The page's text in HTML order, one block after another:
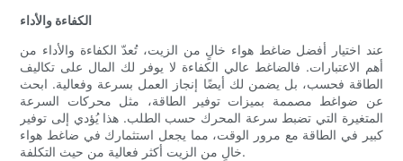
الكفاءة والأداء
عند اختيار أفضل ضاغط هواء خالٍ من الزيت، تُعدّ الكفاءة والأداء من
أهم الاعتبارات. فالضاغط عالي الكفاءة لا يوفر لك المال على تكاليف
الطاقة فحسب، بل يضمن لك أيضًا إنجاز العمل بسرعة وفعالية. ابحث
عن ضواغط مصممة بميزات توفير الطاقة، مثل محركات السرعة
المتغيرة التي تضبط سرعة المحرك حسب الطلب. هذا يُؤدي إلى توفير
كبير في الطاقة مع مرور الوقت، مما يجعل استثمارك في ضاغط هواء
خالٍ من الزيت أكثر فعالية من حيث التكلفة.